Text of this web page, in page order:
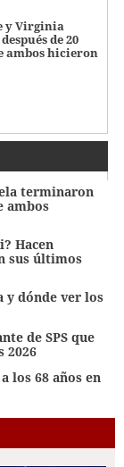
y Virginia
de 20
ambos hicieron
terminaron
ambos
Hacen
sus últimos
y dónde ver los
de SPS que
2026
los 68 años en